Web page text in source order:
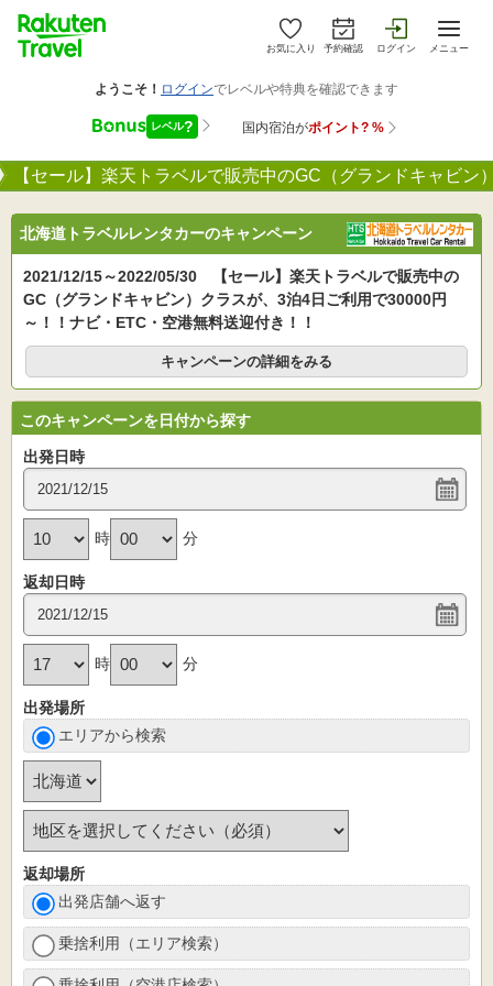
お気に入り 予約確認 ログイン メニュー
【セール】楽天トラベルで販売中のGC（グランドキャビ
北海道トラベルレンタカーのキャンペーン
2021/12/15～2022/05/30 【セール】楽天トラベルで販売中の
GC（グランドキャビン）クラスが、3泊4日ご利用で30000円
～！！ナビ・ETC・空港無料送迎付き！！
キャンペーンの詳細をみる
このキャンペーンを日付から探す
出発日時
時 分
返却日時
時 分
出発場所
エリアから検索
返却場所
出発店舗へ返す
乗捨利用（エリア検索）